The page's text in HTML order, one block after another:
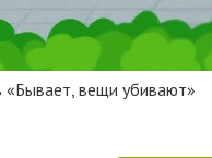
«Бывает, вещи убивают»